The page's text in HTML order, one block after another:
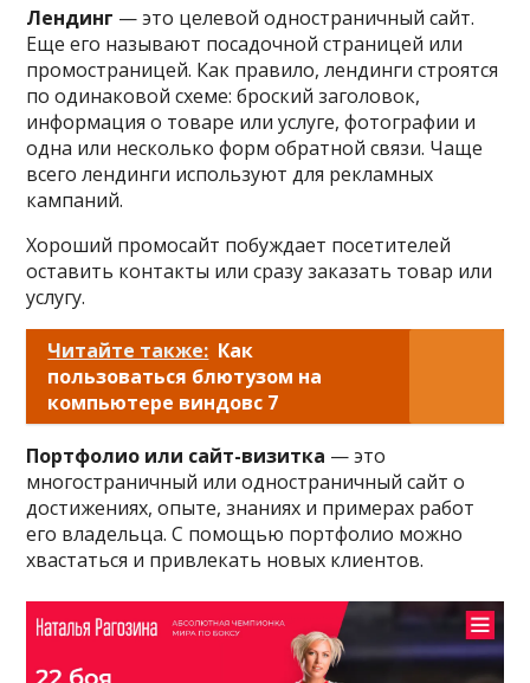
Лендинг — это целевой одностраничный сайт.
Еще его называют посадочной страницей или
промостраницей. Как правило, лендинги строятся
по одинаковой схеме: броский заголовок,
информация о товаре или услуге, фотографии и
одна или несколько форм обратной связи. Чаще
всего лендинги используют для рекламных
кампаний.
Хороший промосайт побуждает посетителей
оставить контакты или сразу заказать товар или
услугу.
Читайте также: Как
пользоваться блютузом на
компьютере виндовс 7
Портфолио или сайт-визитка — это
многостраничный или одностраничный сайт о
достижениях, опыте, знаниях и примерах работ
его владельца. С помощью портфолио можно
хвастаться и привлекать новых клиентов.